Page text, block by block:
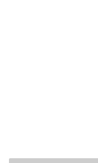
Iako je u fokusu
balansa i
kojima možemo
zvučne kupke,